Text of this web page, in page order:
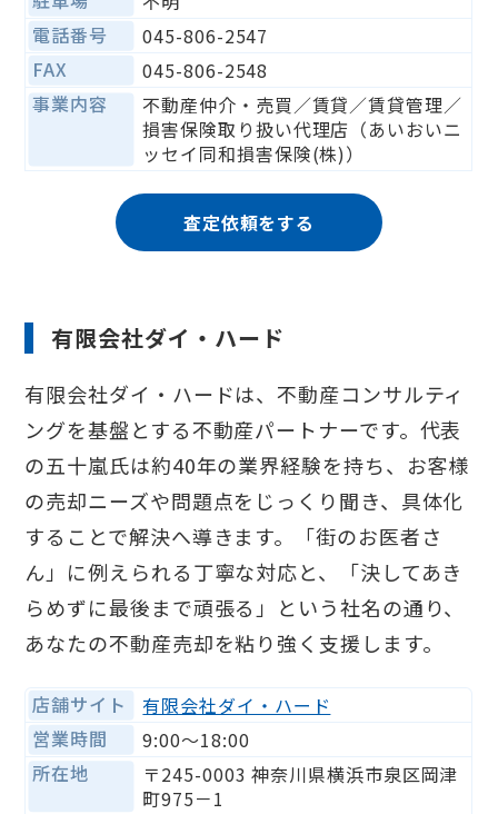
電話番号
045-806-2547
FAX
045-806-2548
事業内容
不動産仲介・売買／賃貸／賃貸管理／
損害保険取り扱い代理店（あいおいニ
ッセイ同和損害保険(株)）
査定依頼をする
有限会社ダイ・ハード
有限会社ダイ・ハードは、不動産コンサルティ
ングを基盤とする不動産パートナーです。代表
の五十嵐氏は約40年の業界経験を持ち、お客様
の売却ニーズや問題点をじっくり聞き、具体化
することで解決へ導きます。「街のお医者さ
ん」に例えられる丁寧な対応と、「決してあき
らめずに最後まで頑張る」という社名の通り、
あなたの不動産売却を粘り強く支援します。
店舗サイト
有限会社ダイ・ハード
営業時間
9:00〜18:00
所在地
〒245-0003 神奈川県横浜市泉区岡津
町975－1